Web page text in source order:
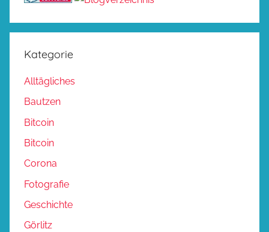
Kategorie
Alltägliches
Bautzen
Bitcoin
Bitcoin
Corona
Fotografie
Geschichte
Görlitz